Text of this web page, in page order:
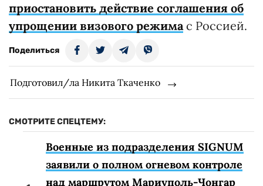
приостановить действие соглашения об
упрощении визового режимас Россией.
Поделиться
Подготовил/ла Никита Ткаченко
СМОТРИТЕ СПЕЦТЕМУ:
Военные из подразделения SIGNUM
заявили о полном огневом контроле
над маршрутом Мариуполь-Чонгар